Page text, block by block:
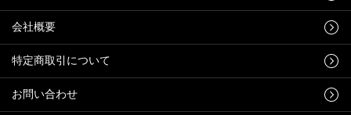
会社概要
特定商取引について
お問い合わせ